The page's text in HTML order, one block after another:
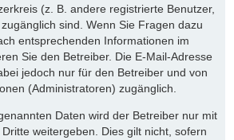
(z. B. andere registrierte Benutzer,
sind. Wenn Sie Fragen dazu
entsprechenden Informationen im
Sie den Betreiber. Die E-Mail-Adresse
jedoch nur für den Betreiber und von
(Administratoren) zugänglich.
Daten wird der Betreiber nur mit
weitergeben. Dies gilt nicht, sofern